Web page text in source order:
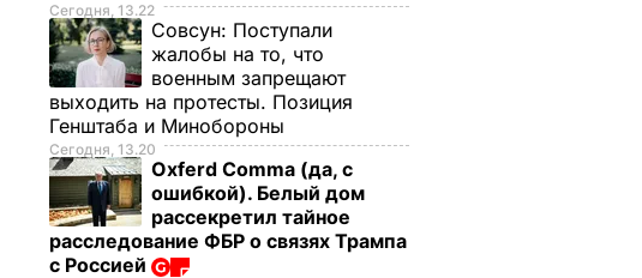
Сегодня, 13.22
Совсун: Поступали
жалобы на то, что
военным запрещают
выходить на протесты. Позиция
Генштаба и Минобороны
Сегодня, 13.20
Oxferd Comma (да, с
ошибкой). Белый дом
рассекретил тайное
расследование ФБР о связях Трампа
с Россией